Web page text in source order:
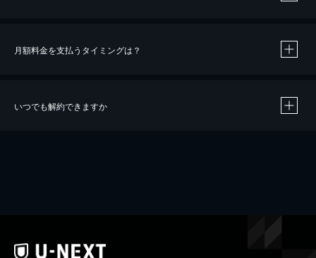
※40％ポイント還元の対象は、クレジットカード決済による作品の購入 / レンタルです。
月額料金を支払うタイミングは？
いつでも解約できますか